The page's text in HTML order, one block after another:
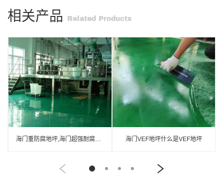
相关产品 Related Products
海门重防腐地坪,海门超强耐腐蚀涂料 海门VEF地坪什么是VEF地坪